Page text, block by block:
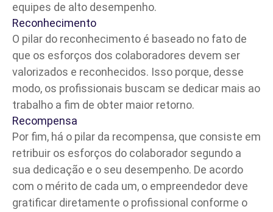
equipes de alto desempenho.
Reconhecimento
O pilar do reconhecimento é baseado no fato de
que os esforços dos colaboradores devem ser
valorizados e reconhecidos. Isso porque, desse
modo, os profissionais buscam se dedicar mais ao
trabalho a fim de obter maior retorno.
Recompensa
Por fim, há o pilar da recompensa, que consiste em
retribuir os esforços do colaborador segundo a
sua dedicação e o seu desempenho. De acordo
com o mérito de cada um, o empreendedor deve
gratificar diretamente o profissional conforme o